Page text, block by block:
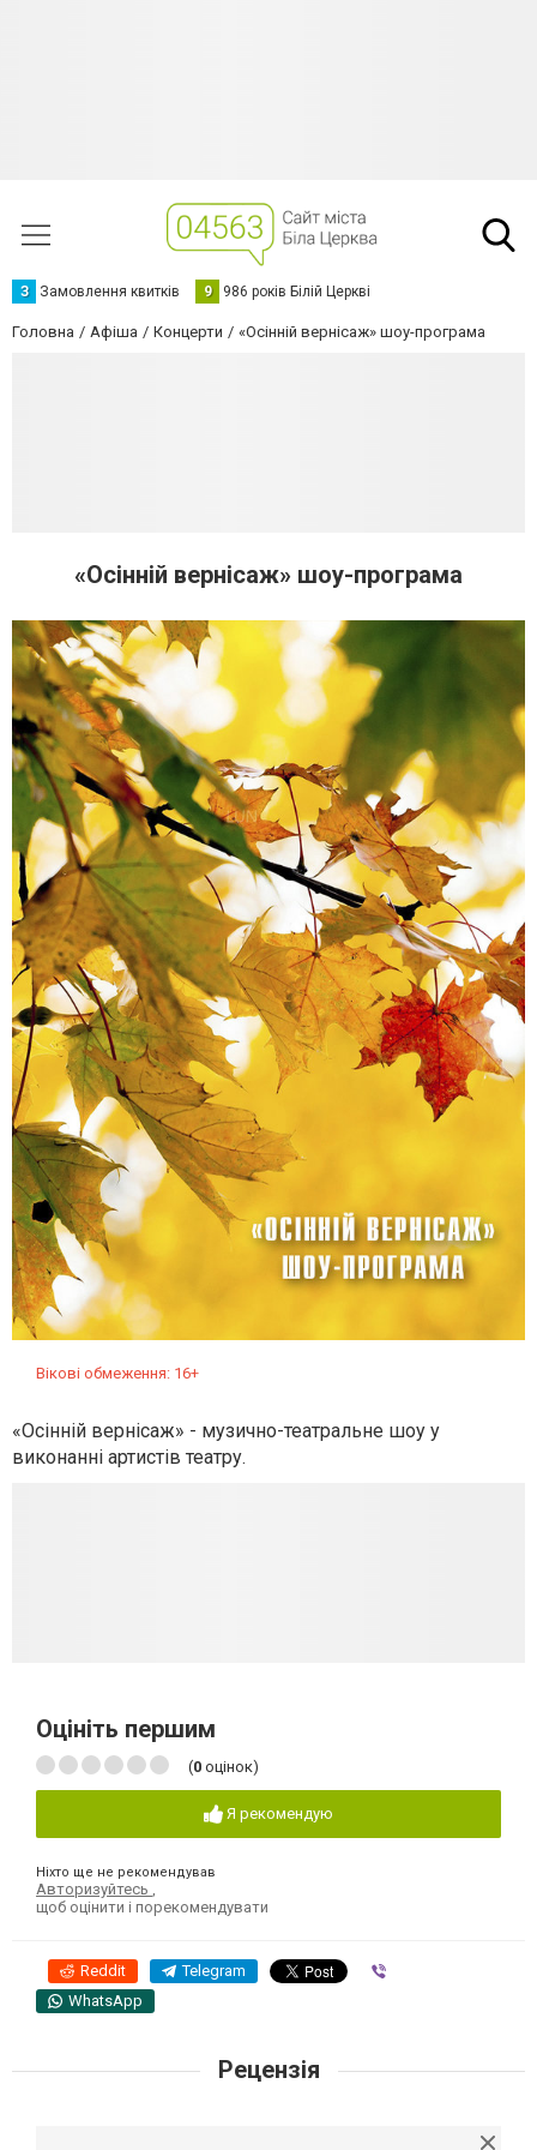
З Замовлення квитків 9 986 років Білій Церкві
Головна Афіша Концерти «Осінній вернісаж» шоу-програма
«Осінній вернісаж» шоу-програма
Вікові обмеження: 16+
«Осінній вернісаж» - музично-театральне шоу у
виконанні артистів театру.
Оцініть першим
(0 оцінок)
Я рекомендую
Ніхто ще не рекомендував
Авторизуйтесь ,
щоб оцінити і порекомендувати
Reddit Telegram
WhatsApp
Рецензія